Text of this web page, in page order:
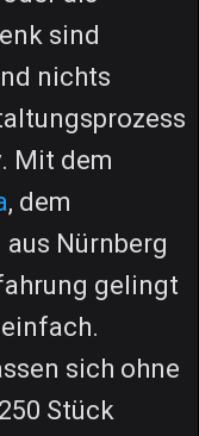
sind
nichts
Mit dem
, dem
Nürnberg
gelingt
sich ohne
Stück